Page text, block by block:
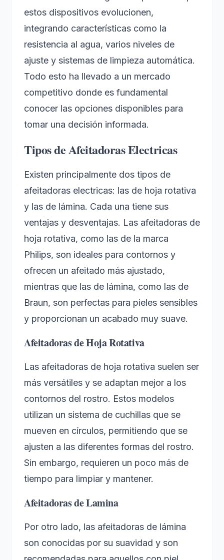
estos dispositivos evolucionen,
integrando características como la
resistencia al agua, varios niveles de
ajuste y sistemas de limpieza automática.
Todo esto ha llevado a un mercado
competitivo donde es fundamental
conocer las opciones disponibles para
tomar una decisión informada.
Tipos de Afeitadoras Electricas
Existen principalmente dos tipos de
afeitadoras electricas: las de hoja rotativa
y las de lámina. Cada una tiene sus
ventajas y desventajas. Las afeitadoras de
hoja rotativa, como las de la marca
Philips, son ideales para contornos y
ofrecen un afeitado más ajustado,
mientras que las de lámina, como las de
Braun, son perfectas para pieles sensibles
y proporcionan un acabado muy suave.
Afeitadoras de Hoja Rotativa
Las afeitadoras de hoja rotativa suelen ser
más versátiles y se adaptan mejor a los
contornos del rostro. Estos modelos
utilizan un sistema de cuchillas que se
mueven en círculos, permitiendo que se
ajusten a las diferentes formas del rostro.
Sin embargo, requieren un poco más de
tiempo para limpiar y mantener.
Afeitadoras de Lamina
Por otro lado, las afeitadoras de lámina
son conocidas por su suavidad y son